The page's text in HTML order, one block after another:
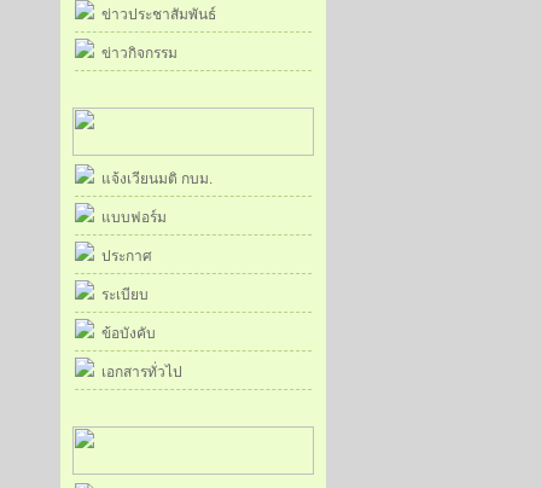
ข่าวประชาสัมพันธ์
ข่าวกิจกรรม
แจ้งเวียนมติ กบม.
แบบฟอร์ม
ประกาศ
ระเบียบ
ข้อบังคับ
เอกสารทั่วไป